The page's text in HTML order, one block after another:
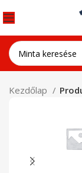
Kezdőlap